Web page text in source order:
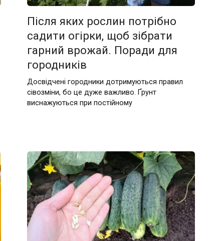
Після яких рослин потрібно
садити огірки, щоб зібрати
гарний врожай. Поради для
городників
Досвідчені городники дотримуються правил
сівозміни, бо це дуже важливо. Ґрунт
виснажуються при постійному